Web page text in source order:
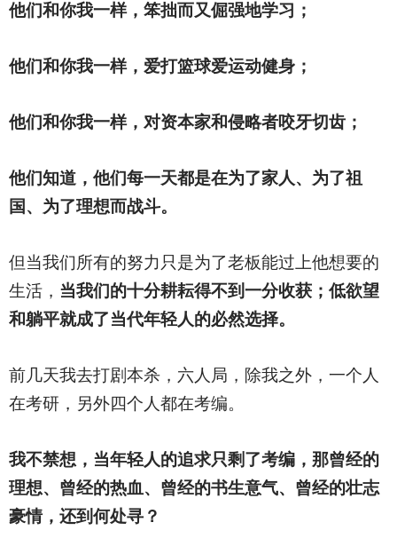
他们和你我一样，笨拙而又倔强地学习；
他们和你我一样，爱打篮球爱运动健身；
他们和你我一样，对资本家和侵略者咬牙切齿；
他们知道，他们每一天都是在为了家人、为了祖
国、为了理想而战斗。
但当我们所有的努力只是为了老板能过上他想要的
生活， 当我们的十分耕耘得不到一分收获；低欲望
和躺平就成了当代年轻人的必然选择。
前几天我去打剧本杀，六人局，除我之外，一个人
在考研，另外四个人都在考编。
我不禁想，当年轻人的追求只剩了考编，那曾经的
理想、曾经的热血、曾经的书生意气、曾经的壮志
豪情，还到何处寻？